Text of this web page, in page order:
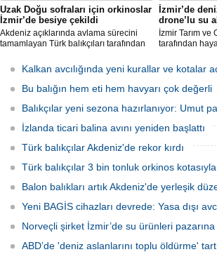
Uzak Doğu sofraları için orkinoslar
İzmir’de besiye çekildi
Akdeniz açıklarında avlama sürecini
tamamlayan Türk balıkçıları tarafından
orkinoslar, Uzak Doğu ülkelerine ihraç
edilmek için özenle bakılıyor.
İzmir’de
drone’lu su
İzmir Tarım
tarafından
faaliyetleri
hava ve su
olarak
Kalkan avcılığında yeni kurallar ve kotalar
Bu balığın hem eti hem havyarı çok değerli
Balıkçılar yeni sezona hazırlanıyor: Umut
İzlanda ticari balina avını yeniden başlattı
Türk balıkçılar Akdeniz'de rekor kırdı
Türk balıkçılar 3 bin tonluk orkinos
Balon balıkları artık Akdeniz'de yerleşik
Yeni BAGİS cihazları devrede: Yasa dışı
Norveçli şirket İzmir’de su ürünleri pazarına
ABD’de 'deniz aslanlarını toplu öldürme'